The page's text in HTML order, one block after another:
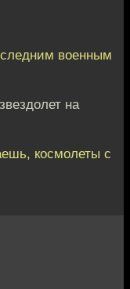
военным
на
космолеты с